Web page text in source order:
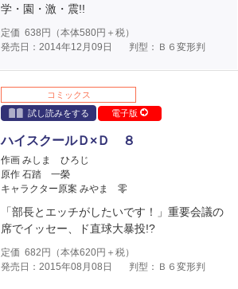
学・園・激・震!!
定価 638 円（本体580円＋税）
発売日：2014年12月09日
判型：Ｂ６変形判
コミックス
試し読みをする
電子版
ハイスクールＤ×Ｄ ８
作画 みしま ひろじ
原作 石踏 一榮
キャラクター原案 みやま 零
「部長とエッチがしたいです！」重要会議の
席でイッセー、ド直球大暴投!?
定価 682 円（本体620円＋税）
発売日：2015年08月08日
判型：Ｂ６変形判